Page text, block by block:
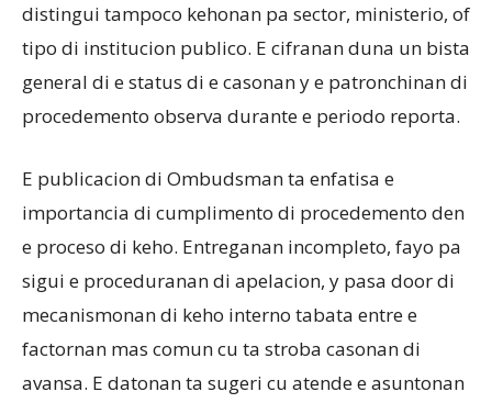
distingui tampoco kehonan pa sector, ministerio, of
tipo di institucion publico. E cifranan duna un bista
general di e status di e casonan y e patronchinan di
procedemento observa durante e periodo reporta.
E publicacion di Ombudsman ta enfatisa e
importancia di cumplimento di procedemento den
e proceso di keho. Entreganan incompleto, fayo pa
sigui e proceduranan di apelacion, y pasa door di
mecanismonan di keho interno tabata entre e
factornan mas comun cu ta stroba casonan di
avansa. E datonan ta sugeri cu atende e asuntonan